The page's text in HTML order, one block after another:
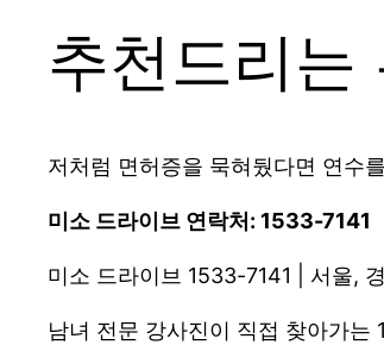
추천드리는
저처럼 면허증을 묵혀뒀다면 연수
미소 드라이브 연락처: 1533-7141
미소 드라이브 1533-7141 | 서울,
남녀 전문 강사진이 직접 찾아가는